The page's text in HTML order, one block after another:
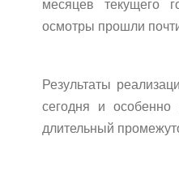
месяцев текущего
осмотры прошли
Результаты
сегодня и особенно
длительный